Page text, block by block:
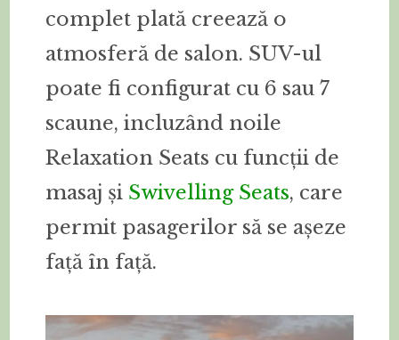
complet plată creează o
atmosferă de salon. SUV-ul
poate fi configurat cu 6 sau 7
scaune, incluzând noile
Relaxation Seats cu funcții de
masaj și Swivelling Seats, care
permit pasagerilor să se așeze
față în față.